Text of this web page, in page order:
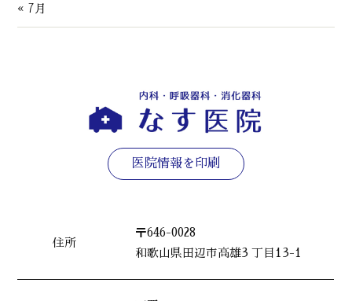
« 7月
医院情報を印刷
住所
〒646-0028
和歌山県田辺市高雄3 丁目13-1